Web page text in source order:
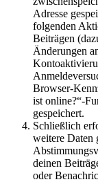
Adresse
folgenden
Beiträgen
Änderungen
Browser-
ist online?“-
gespeichert.
Schließlich
weitere Daten
deinen
oder